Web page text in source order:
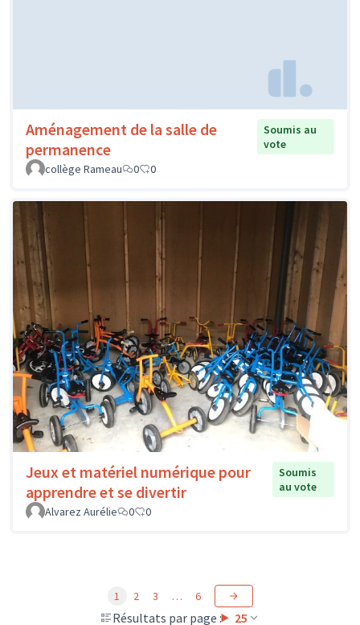
Aménagement de la salle de
permanence
Soumis au
vote
collège Rameau
0 0
Jeux et matériel numérique pour
apprendre et se divertir
Soumis
au vote
Alvarez Aurélie
0 0
Résultats par page : 25
1 2 3 … 6